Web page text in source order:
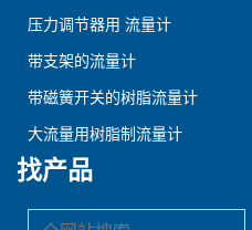
压力调节器用 流量计
带支架的流量计
带磁簧开关的树脂流量计
大流量用树脂制流量计
找产品